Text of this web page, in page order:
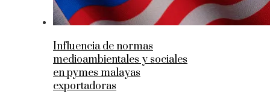
Influencia de normas
medioambientales y sociales
en pymes malayas
exportadoras